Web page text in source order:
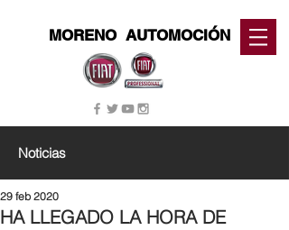
MORENO AUTOMOCIÓN
Noticias
HA LLEGADO LA HORA DE
29 feb 2020